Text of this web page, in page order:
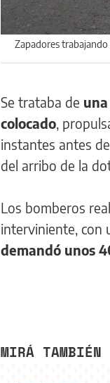
Zapadores trabajando
Se trataba de
colocado,
instantes antes
del arribo de la
Los bomberos
interviniente, con
demandó unos
MIRÁ TAMBIÉN